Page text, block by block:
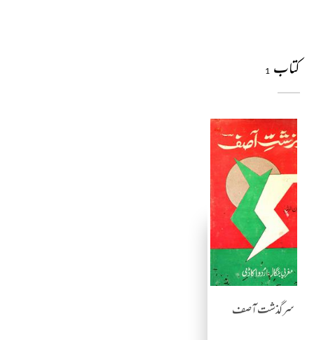
کتاب 1
سرگذشت آصف